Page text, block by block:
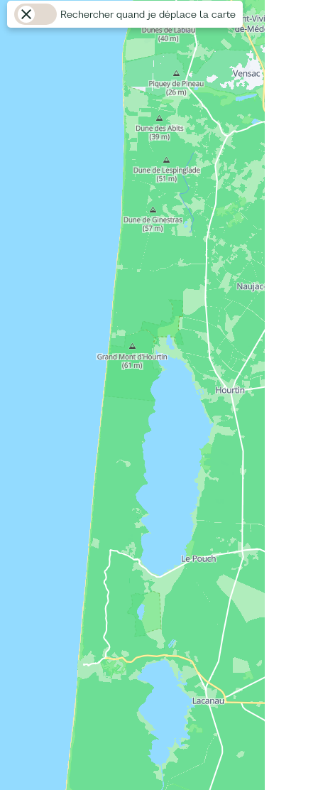
Rechercher quand je déplace la carte